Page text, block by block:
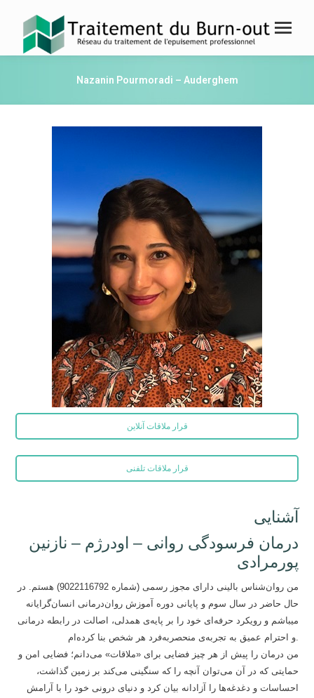
Nazanin Pourmoradi – Auderghem
آشنایی
درمان فرسودگی روانی – اودرژم – نازنین
پورمرادی
من روان‌شناس بالینی دارای مجوز رسمی (شماره 9022116792) هستم. در
حال حاضر در سال سوم و پایانی دوره آموزش روان‌درمانی انسان‌گرایانه
میباشم و رویکرد حرفه‌ای خود را بر پایه‌ی همدلی، اصالت در رابطه درمانی
من درمان را پیش از هر چیز فضایی برای «ملاقات» می‌دانم؛ فضایی امن و
حمایتی که در آن می‌توان آنچه را که سنگینی می‌کند بر زمین گذاشت،
احساسات و دغدغه‌ها را آزادانه بیان کرد و دنیای درونی خود را با آرامش
قرار ملاقات آنلاین
قرار ملاقات تلفنی